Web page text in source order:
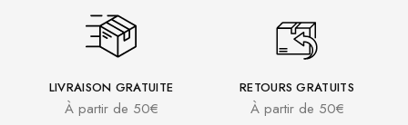
LIVRAISON GRATUITE
À partir de 50€
RETOURS GRATUITS
À partir de 50€